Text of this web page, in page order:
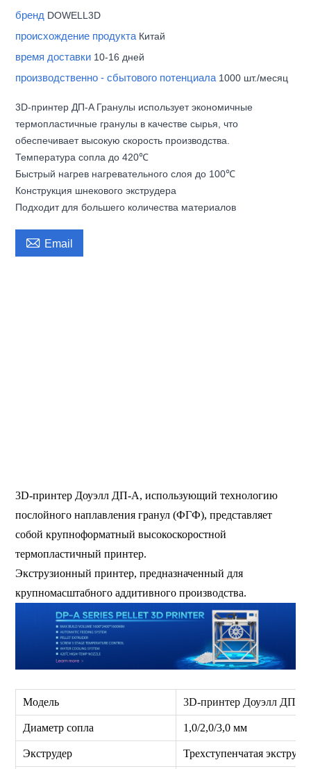
бренд DOWELL3D
происхождение продукта Китай
время доставки 10-16 дней
производственно - сбытового потенциала 1000 шт./месяц
3D-принтер ДП-A Гранулы использует экономичные
термопластичные гранулы в качестве сырья, что
обеспечивает высокую скорость производства.
Температура сопла до 420℃
Быстрый нагрев нагревательного слоя до 100℃
Конструкция шнекового экструдера
Подходит для большего количества материалов
 Email
3D-принтер Доуэлл ДП-A, использующий технологию
послойного наплавления гранул (ФГФ), представляет
собой крупноформатный высокоскоростной
термопластичный принтер.
Экструзионный принтер, предназначенный для
крупномасштабного аддитивного производства.
Модель 3D-принтер Доуэлл ДП-
Диаметр сопла 1,0/2,0/3,0 мм
Экструдер Трехступенчатая